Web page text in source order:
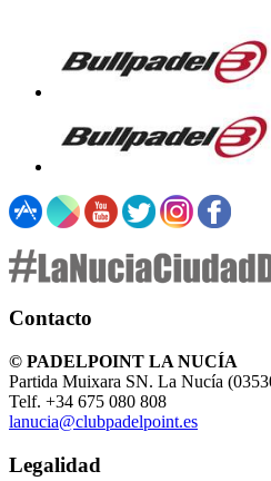
Contacto
© PADELPOINT LA NUCÍA
Partida Muixara SN. La Nucía
Telf. +34 675 080 808
lanucia@clubpadelpoint.es
Legalidad